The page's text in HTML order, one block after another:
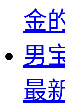
金
男
最